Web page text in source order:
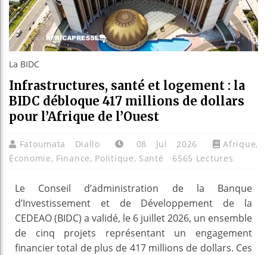
La BIDC
Infrastructures, santé et logement : la
BIDC débloque 417 millions de dollars
pour l’Afrique de l’Ouest
Fatoumata Diallo 08 Jul 2026 Afrique,
Économie, Finance, Politique, Santé 6565 Lectures
Le Conseil d’administration de la Banque
d’Investissement et de Développement de la
CEDEAO (BIDC) a validé, le 6 juillet 2026, un ensemble
de cinq projets représentant un engagement
financier total de plus de 417 millions de dollars. Ces